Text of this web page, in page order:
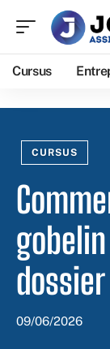
Cursus
CURSUS
09/06/2026